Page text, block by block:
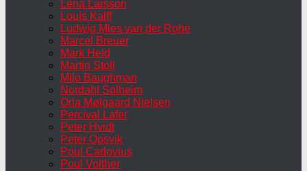
Lena Larsson
Louis Kalff
Ludwig Mies van der Rohe
Marcel Breuer
Mark Held
Martin Stoll
Milo Baughman
Nordahl Solheim
Orla Mølgaard Nielsen
Percival Lafer
Peter Hvidt
Peter Opsvik
Poul Cadovius
Poul Volther